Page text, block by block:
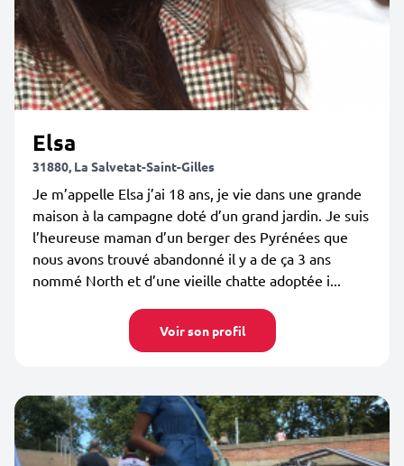
Elsa
31880, La Salvetat-Saint-Gilles
Je m’appelle Elsa j’ai 18 ans, je vie dans une grande
maison à la campagne doté d’un grand jardin. Je suis
l’heureuse maman d’un berger des Pyrénées que
nous avons trouvé abandonné il y a de ça 3 ans
nommé North et d’une vieille chatte adoptée i...
Voir son profil